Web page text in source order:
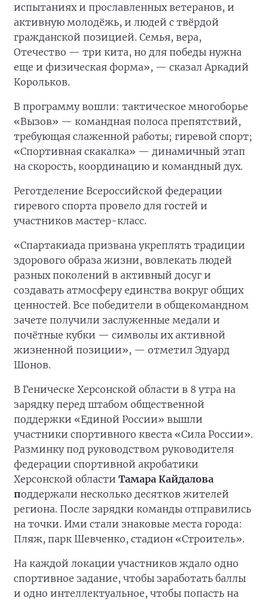
испытаниях и прославленных ветеранов, и
активную молодёжь, и людей с твёрдой
гражданской позицией. Семья, вера,
Отечество — три кита, но для победы нужна
еще и физическая форма», — сказал Аркадий
Корольков.
В программу вошли: тактическое многоборье
«Вызов» — командная полоса препятствий,
требующая слаженной работы; гиревой спорт;
«Спортивная скакалка» — динамичный этап
на скорость, координацию и командный дух.
Реготделение Всероссийской федерации
гиревого спорта провело для гостей и
участников мастер-класс.
«Спартакиада призвана укреплять традиции
здорового образа жизни, вовлекать людей
разных поколений в активный досуг и
создавать атмосферу единства вокруг общих
ценностей. Все победители в общекомандном
зачете получили заслуженные медали и
почётные кубки — символы их активной
жизненной позиции», — отметил Эдуард
Шонов.
В Геническе Херсонской области в 8 утра на
зарядку перед штабом общественной
поддержки «Единой России» вышли
участники спортивного квеста «Сила России».
Разминку под руководством руководителя
федерации спортивной акробатики
Херсонской области Тамара Кайдалова
поддержали несколько десятков жителей
региона. После зарядки команды отправились
на точки. Ими стали знаковые места города:
Пляж, парк Шевченко, стадион «Строитель».
На каждой локации участников ждало одно
спортивное задание, чтобы заработать баллы
и одно интеллектуальное, чтобы попасть на